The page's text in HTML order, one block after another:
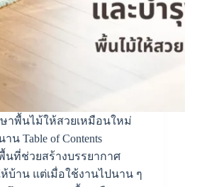
าพื้นไม้ให้สวยเหมือนใหม่
นาน Table of Contents
นที่ช่วยสร้างบรรยากาศ
บ้าน แต่เมื่อใช้งานไปนาน ๆ